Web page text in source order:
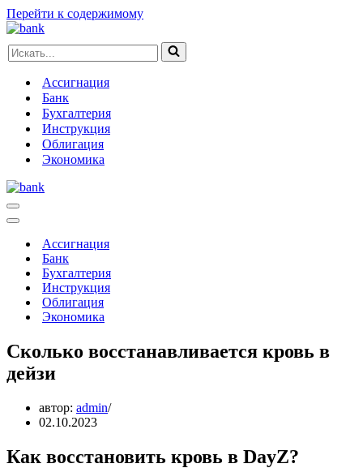
Перейти к содержимому
Искать...
Ассигнация
Банк
Бухгалтерия
Инструкция
Облигация
Экономика
Меню
навигации
Меню
навигацииАссигнация
Банк
Бухгалтерия
Инструкция
Облигация
Экономика
Сколько восстанавливается кровь в
дейзи
автор: admin
02.10.2023
Как восстановить кровь в DayZ?